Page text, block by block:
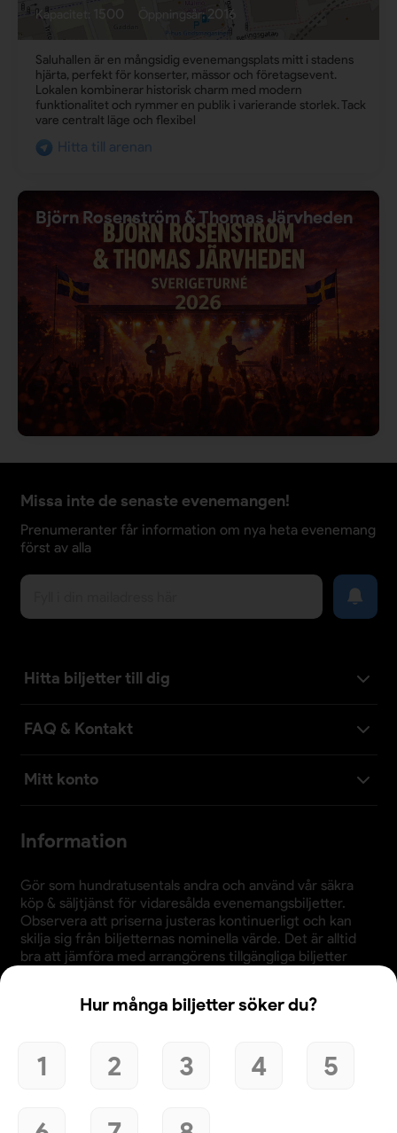
Hur många biljetter söker du?
1 2 3 4
5
Kapacitet: 1500 Öppningsår:2016
Saluhallen är en mångsidig evenemangsplats mitt i stadens
hjärta, perfekt för konserter, mässor och företagsevent.
Lokalen kombinerar historisk charm med modern
funktionalitet och rymmer en publik i varierande storlek. Tack
vare centralt läge och flexibel
Hitta till arenan
Björn Rosenström & Thomas Järvheden
Missa inte de senaste evenemangen!
Prenumeranter får information om nya heta evenemang
först av alla
Hitta biljetter till dig
FAQ & Kontakt
Mitt konto
Information
Gör som hundratusentals andra och använd vår säkra
köp & säljtjänst för vidaresålda evenemangsbiljetter.
Observera att priserna justeras kontinuerligt och kan
skilja sig från biljetternas nominella värde. Det är alltid
bra att jämföra med arrangörens tillgängliga biljetter
Användande av denna webbplats bekräftar godkännande
av webbplatsens
köpvillkor integritetspolicy
och